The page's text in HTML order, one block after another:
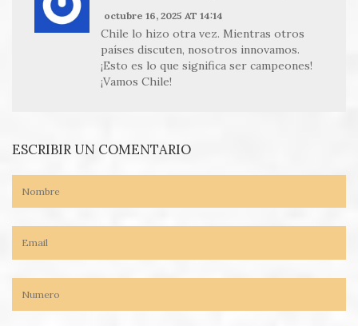
octubre 16, 2025 AT 14:14
Chile lo hizo otra vez. Mientras otros
países discuten, nosotros innovamos.
¡Esto es lo que significa ser campeones!
¡Vamos Chile!
ESCRIBIR UN COMENTARIO